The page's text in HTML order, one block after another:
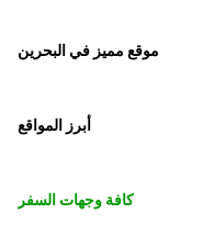
موقع مميز في البحرين
أبرز المواقع
كافة وجهات السفر